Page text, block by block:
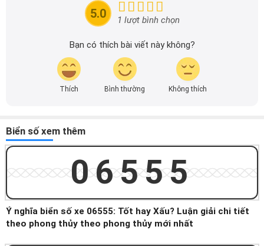
tin nhanh chóng và dễ dàng hơn.
5.0 1 lượt bình chọn
Bạn có thích bài viết này không?
Thích Bình thường Không thích
Biển số xem thêm
06555
Ý nghĩa biển số xe 06555: Tốt hay Xấu? Luận giải chi tiết
theo phong thủy theo phong thủy mới nhất